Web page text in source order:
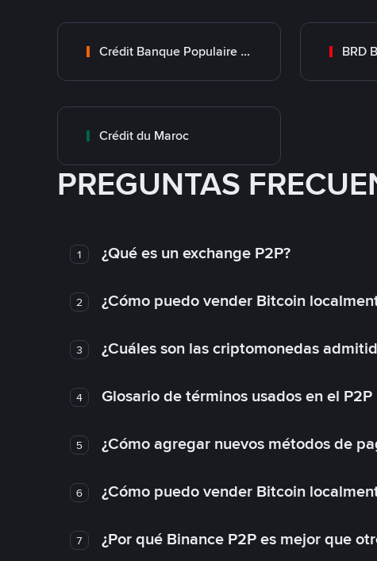
Crédit Banque Populaire du Maroc BRD
Crédit du Maroc
PREGUNTAS
1 ¿Qué es un exchange P2P?
2 ¿Cómo puedo vender Bitcoin
3 ¿Cuáles son las criptomonedas
4 Glosario de términos usados en el P2P
5 ¿Cómo agregar nuevos métodos de
6 ¿Cómo puedo vender Bitcoin
7 ¿Por qué Binance P2P es mejor que